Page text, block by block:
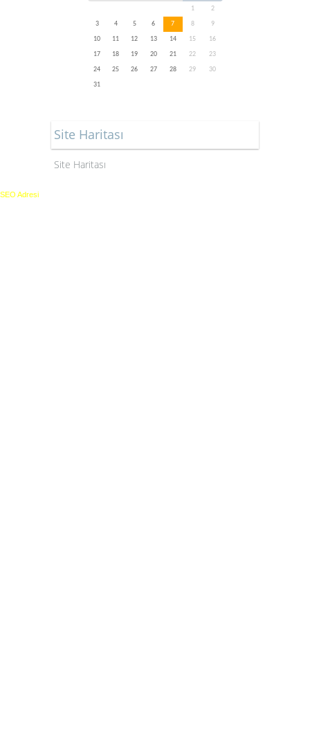
1
2
3
4 5 6 7 8
9
10
11 12 13 14 15
16
17
18 19 20 21 22
23
24
25 26 27 28 29
30
31
Site Haritası
Site Haritası
SEO Adresi